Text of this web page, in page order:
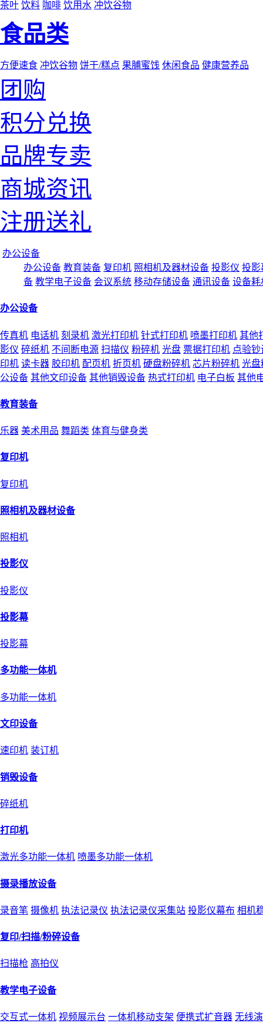
茶叶 饮料 咖啡 饮用水 冲饮谷物
食品类
方便速食 冲饮谷物 饼干/糕点 果脯蜜饯 休闲食品 健康营养品
团购
积分兑换
品牌专卖
商城资讯
注册送礼
办公设备
办公设备 教育装备 复印机 照相机及器材设备 投影仪 投影
备 教学电子设备 会议系统 移动存储设备 通讯设备 设备耗
办公设备
传真机 电话机 刻录机 激光打印机 针式打印机 喷墨打印机 其他
影仪 碎纸机 不间断电源 扫描仪 粉碎机 光盘 票据打印机 点验钞
印机 读卡器 胶印机 配页机 折页机 硬盘粉碎机 芯片粉碎机 光盘
公设备 其他文印设备 其他销毁设备 热式打印机 电子白板 其他
教育装备
乐器 美术用品 舞蹈类 体育与健身类
复印机
复印机
照相机及器材设备
照相机
投影仪
投影仪
投影幕
投影幕
多功能一体机
多功能一体机
文印设备
速印机 装订机
销毁设备
碎纸机
打印机
激光多功能一体机 喷墨多功能一体机
摄录播放设备
录音笔 摄像机 执法记录仪 执法记录仪采集站 投影仪幕布 相机
复印/扫描/粉碎设备
扫描枪 高拍仪
教学电子设备
交互式一体机 视频展示台 一体机移动支架 便携式扩音器 无线